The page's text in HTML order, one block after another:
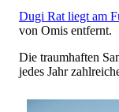
Dugi Rat liegt am
von Omis entfernt.
Die traumhaften
jedes Jahr